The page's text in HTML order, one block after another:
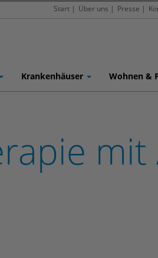
Start | Über uns | Presse |
Krankenhäuser Wohnen &
mit